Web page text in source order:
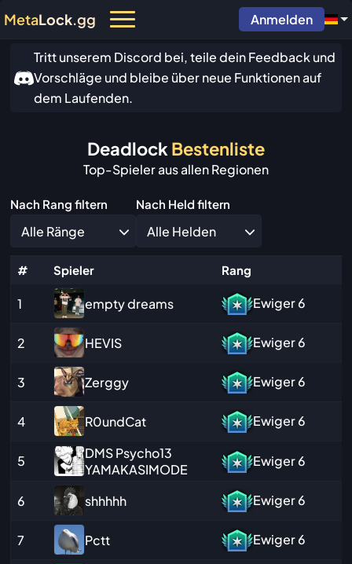
MetaLock.gg Anmelden
Tritt unserem Discord bei, teile dein Feedback und
Vorschläge und bleibe über neue Funktionen auf
dem Laufenden.
Deadlock Bestenliste
Top-Spieler aus allen Regionen
Nach Rang filtern
Alle Ränge
Nach Held filtern
Alle Helden
# Spieler Rang
1 empty dreams Ewiger6
2 HEVIS Ewiger6
3 Zerggy Ewiger6
4 R0undCat Ewiger6
5
DMS Psycho13
YAMAKASIMODE
Ewiger6
6 shhhhh Ewiger6
7 Pctt Ewiger6